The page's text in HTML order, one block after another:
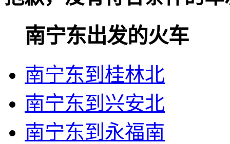
南宁东出发的火车
南宁东到桂林北
南宁东到兴安北
南宁东到永福南